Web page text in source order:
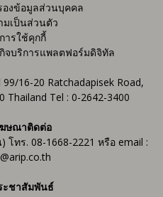
งข้อมูลส่วนบุคคล
มเป็นส่วนตัว
ารใช้คุกกี้
จบริการแพลตฟอร์มดิจิทัล
16-20 Ratchadapisek Road,
Thailand Tel : 0-2642-3400
ษณาติดต่อ
ร. 08-1668-2221 หรือ email :
ะชาสัมพันธ์